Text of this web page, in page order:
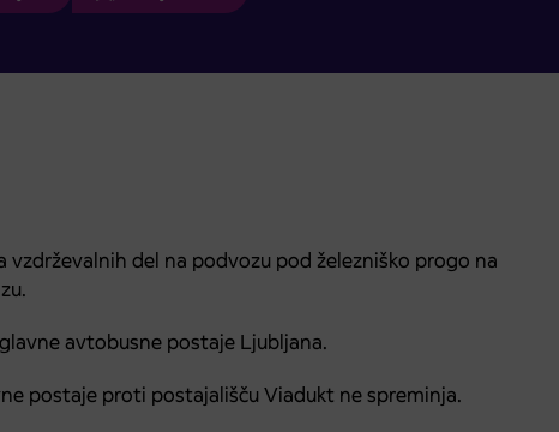
vzdrževalnih del na podvozu pod železniško progo na
avtobusne postaje Ljubljana.
postaje proti postajališču Viadukt ne spreminja.